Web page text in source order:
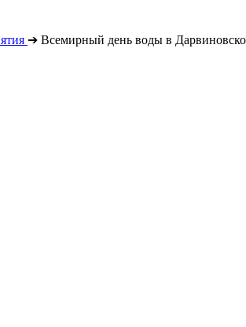
➔ Всемирный день воды в